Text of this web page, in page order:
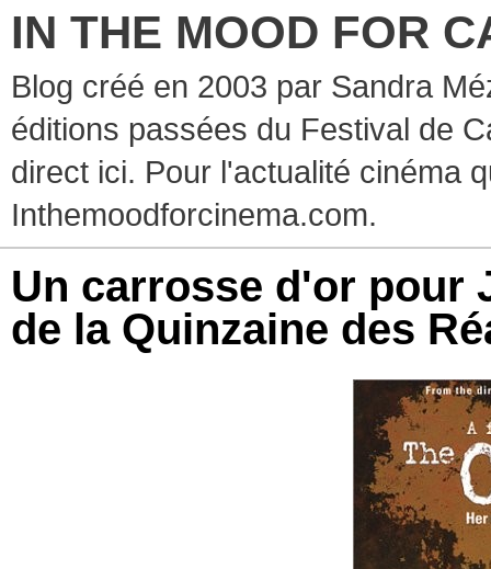
IN THE MOOD FOR
Blog créé en 2003 par Sandra
éditions passées du Festival de
direct ici. Pour l'actualité cinéma
Inthemoodforcinema.com.
Un carrosse d'or pour
de la Quinzaine des